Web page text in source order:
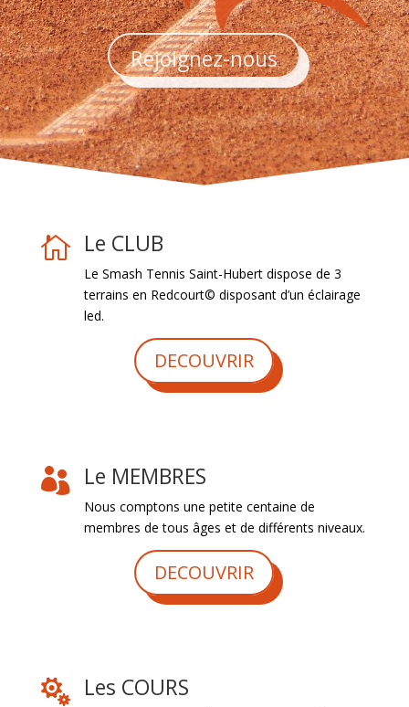
Rejoignez-nous
 Le CLUB
Le Smash Tennis Saint-Hubert dispose de 3
terrains en Redcourt© disposant d’un éclairage
led.
DECOUVRIR
 Le MEMBRES
Nous comptons une petite centaine de
membres de tous âges et de différents niveaux.
DECOUVRIR
 Les COURS